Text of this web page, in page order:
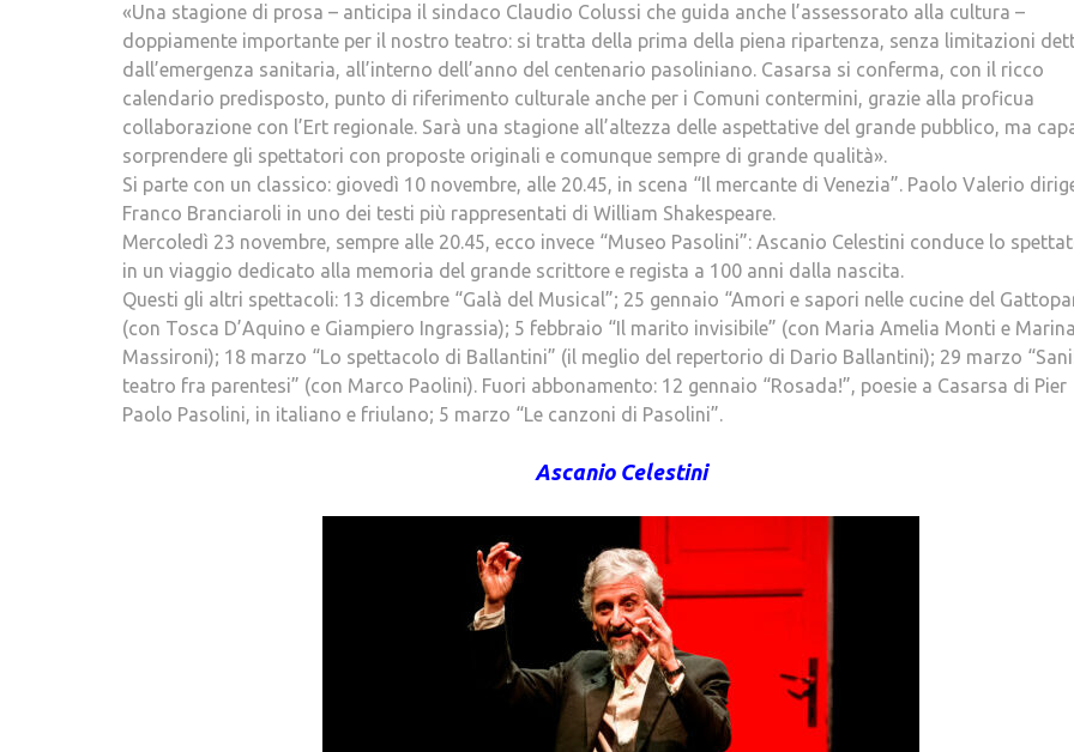
«Una stagione di prosa – anticipa il sindaco Claudio Colussi che guida anche l’assessorato alla cultura –
doppiamente importante per il nostro teatro: si tratta della prima della piena ripartenza, senza limitazioni
dall’emergenza sanitaria, all’interno dell’anno del centenario pasoliniano. Casarsa si conferma, con il ricco
calendario predisposto, punto di riferimento culturale anche per i Comuni contermini, grazie alla proficua
collaborazione con l’Ert regionale. Sarà una stagione all’altezza delle aspettative del grande pubblico, ma
sorprendere gli spettatori con proposte originali e comunque sempre di grande qualità».
Si parte con un classico: giovedì 10 novembre, alle 20.45, in scena “Il mercante di Venezia”. Paolo Valerio
Franco Branciaroli in uno dei testi più rappresentati di William Shakespeare.
Mercoledì 23 novembre, sempre alle 20.45, ecco invece “Museo Pasolini”: Ascanio Celestini conduce lo
in un viaggio dedicato alla memoria del grande scrittore e regista a 100 anni dalla nascita.
Questi gli altri spettacoli: 13 dicembre “Galà del Musical”; 25 gennaio “Amori e sapori nelle cucine del
(con Tosca D’Aquino e Giampiero Ingrassia); 5 febbraio “Il marito invisibile” (con Maria Amelia Monti e Marina
Massironi); 18 marzo “Lo spettacolo di Ballantini” (il meglio del repertorio di Dario Ballantini); 29 marzo
teatro fra parentesi” (con Marco Paolini). Fuori abbonamento: 12 gennaio “Rosada!”, poesie a Casarsa di Pier
Paolo Pasolini, in italiano e friulano; 5 marzo “Le canzoni di Pasolini”.
Ascanio Celestini